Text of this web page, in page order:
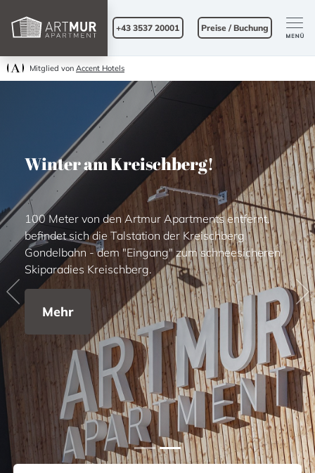
Mitglied von Accent Hotels
+43 3537 20001 Preise / Buchung
Winter am Kreischberg!
100 Meter von den Artmur Apartments entfernt,
befindet sich die Talstation der Kreischberg
Gondelbahn - dem "Eingang" zum schneesicheren
Skiparadies Kreischberg.
Mehr
Previous